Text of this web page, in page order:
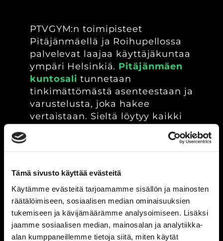
Tämä sivusto käyttää evästeitä
Käytämme evästeitä tarjoamamme sisällön ja mainosten
räätälöimiseen, sosiaalisen median ominaisuuksien
tukemiseen ja kävijämäärämme analysoimiseen. Lisäksi
jaamme sosiaalisen median, mainosalan ja analytiikka-
alan kumppaneillemme tietoja siitä, miten käytät
PTVGYM:n toimipisteet
Pitäjänmäellä ja Roihupellossa
palvelevat laajaa käyttäjäkuntaa
ympäri Helsinkiä. Pitäjänmäen
kuntosali tunnetaan
tinkimättömästä asenteestaan ja
varustelusta, joka hakee
vertaistaan. Sieltä löytyy kaikki
perusvoimailuun ja vaativaan
etenee sujuvasti ilman turhaa
odottelua. Laitteet on sijoiteltu
järkevästi lihasryhmittäin, mikä
tekee harjoitusten läpiviennistä
vaivatonta.